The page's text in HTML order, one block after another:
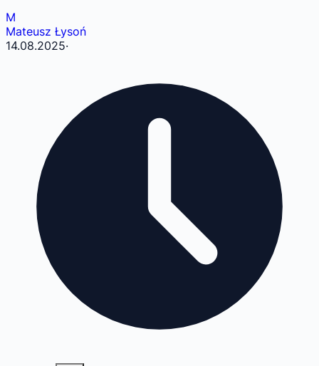
M
Mateusz Łysoń
14.08.2025·